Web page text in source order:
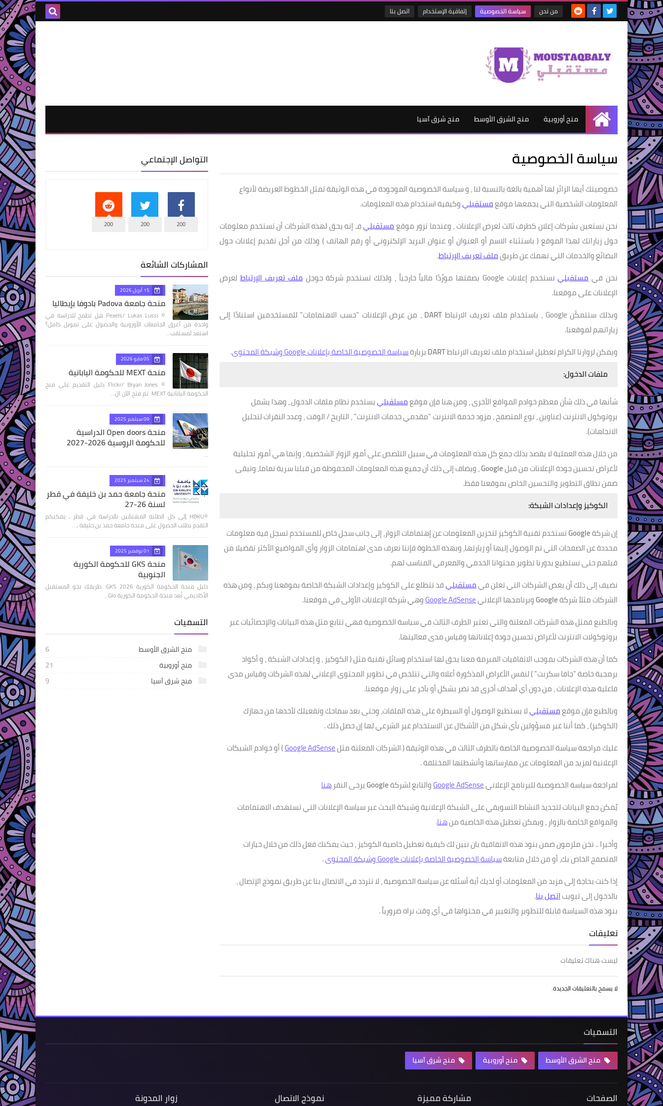
من نحن سياسة الخصوصية إتفاقية الإستخدام اتصل بنا
الرئيسية
منح أوروبية منح الشرق الأوسط منح شرق آسيا
سياسة الخصوصية
خصوصيتك أيها الزائر لها أهمية بالغة بالنسبة لنا ، و سياسة الخصوصية الموجودة في هذه الوثيقة تمثل الخطوط العريضة لأنواع
المعلومات الشخصية التي يجمعها موقعمستقبليوكيفية استخدام هذه المعلومات.
نحن نستعين بشركات إعلان كطرف ثالث لعرض الإعلانات ، وعندما تزور موقعمستقبليفـ إنه يحق لهذه الشركات أن تستخدم معلومات
حول زياراتك لهذا الموقع ( باستثناء الاسم أو العنوان أو عنوان البريد الإلكتروني أو رقم الهاتف ) وذلك من أجل تقديم إعلانات حول
البضائع والخدمات التي تهمك عن طريقملف تعريف الإرتباط.
نحن فيمستقبلينستخدم إعلانات Google بصفتها مورِّدًا مالياً خارجياً ، ولذلك تستخدم شركة جوجل ملف تعريف الإرتباطلعرض
الإعلانات على موقعنا.
وبذلك ستتمكّن Google ، باستخدام ملف تعريف الارتباط
DART ، من عرض الإعلانات "حسب الاهتمامات" للمستخدمين استنادًا إلى
زياراتهم لموقعنا.
ويمكن لزوارنا الكرام تعطيل استخدام ملف تعريف الارتباطDARTبزيارةسياسة الخصوصية الخاصة بإعلانات Google وشبكة المحتوى
.
ملفات الدخول:
شأنها في ذلك شأن معظم خوادم المواقع الأخرى ، ومن هنا فإن موقعمستقبلييستخدم نظام ملفات الدخول ، وهذا يشمل
بروتوكول الانترنت (عناوين ، نوع المتصفح ، مزود خدمة الانترنت "مقدمي خدمات الانترنت" ، التاريخ / الوقت ، وعدد النقرات لتحليل
الاتجاهات).
من خلال هذه العملية لا يقصد بذلك جمع كل هذه المعلومات في سبيل التلصص على أمور الزوار الشخصية ، وإنما هي أمور تحليلية
لأغراض تحسين جودة الإعلانات من قبلGoogle، ويضاف إلى ذلك أن جميع هذه المعلومات المحفوظة من قبلنا سرية تماما، وتبقى
ضمن نطاق التطوير والتحسين الخاص بموقعنا فقط.
الكوكيز وإعدادات الشبكة:
إن شركةGoogleتستخدم تقنية الكوكيز لتخزين المعلومات عن إهتمامات الزوار، إلى جانب سجل خاص للمستخدم تسجل فيه معلومات
محددة عن الصفحات التي تم الوصول إليها أو زيارتها، وبهذه الخطوة فإننا نعرف مدى اهتمامات الزوار وأي المواضيع الأكثر تفضيلا من
قبلهم حتى نستطيع بدورنا تطوير محتوانا الخدمي والمعرفي المناسب لهم.
نضيف إلى ذلك أن بعض الشركات التي تعلن فيمستقبليقد تتطلع على الكوكيز وإعدادات الشبكة الخاصة بموقعنا وبكم ، ومن هذه
الشركات مثلاً شركةGoogleوبرنامجها الإعلانيGoogle AdSenseوهي شركة الإعلانات الأولى في موقعنا.
وبالطبع فمثل هذه الشركات المعلنة والتي تعتبر الطرف الثالث في سياسة الخصوصية فهي تتابع مثل هذه البيانات والإحصائيات عبر
بروتوكولات الانترنت لأغراض تحسين جودة إعلاناتها وقياس مدى فعاليتها.
كما أن هذه الشركات بموجب الاتفاقيات المبرمة معنا يحق لها استخدام وسائل تقنية مثل ( الكوكيز ، و إعدادات الشبكة ، و أكواد
برمجية خاصة "جافا سكربت" ) لنفس الأغراض المذكورة أعلاه والتي تتلخص في تطوير المحتوى الإعلاني لهذه الشركات وقياس مدى
فاعلية هذه الإعلانات ، من دون أي أهداف أخرى قد تضر بشكل أو بآخر على زوار موقعنا.
وبالطبع فإن موقعمستقبليلا يستطيع الوصول أو السيطرة على هذه الملفات، وحتى بعد سماحك وتفعيلك لأخذها من جهازك
(الكوكيز) ، كما أننا غير مسؤولين بأي شكل من الأشكال عن الاستخدام غير الشرعي لها إن حصل ذلك .
عليك مراجعة سياسة الخصوصية الخاصة بالطرف الثالث في هذه الوثيقة ( الشركات المعلنة مثلGoogle AdSense) أو خوادم الشبكات
الإعلانية لمزيد من المعلومات عن ممارساتها وأنشطتها المختلفة .
لمراجعة سياسة الخصوصية للبرنامج الإعلانيGoogle AdSenseوالتابع لشركةGoogleيرجى النقرهنا
يُمكن جمع البيانات لتجديد النشاط التسويقي على الشبكة الإعلانية وشبكة البحث عبر سياسة الإعلانات التي تستهدف الاهتمامات
والمواقع الخاصة بالزوار ، ويمكن تعطيل هذه الخاصية منهنا.
وأخيرا .. نحن ملزمون ضمن بنود هذه الاتفاقية بان نبين لك كيفية تعطيل خاصية الكوكيز ، حيث يمكنك فعل ذلك من خلال خيارات
المتصفح الخاص بك، أو من خلال متابعةسياسة الخصوصية الخاصة بإعلانات Google وشبكة المحتوى
.
إذا كنت بحاجة إلى مزيد من المعلومات أو لديك أية أسئله عن سياسة الخصوصية ، لا تتردد في الاتصال بنا عن طريق نموذج الإتصال ،
بالدخول إلى تبويباتصل بنا.
بنود هذه السياسة قابلة للتطوير والتغيير في محتواها في أي وقت نراه ضرورياً .
تعليقات
ليست هناك تعليقات
لا يسمح بالتعليقات الجديدة.
التواصل الإجتماعي
200
200
200
المشاركات الشائعة
15 أبريل 2026
منحة جامعة Padova بادوفا بإيطاليا
© Pexels/ Lukas Lussi هل تطمح للدراسة في
واحدة من أعرق الجامعات الأوروبية والحصول على تمويل كامل؟
استعد لمستقب…
05 مايو 2026
منحة MEXT للحكومة اليابانية
© Flickr/ Bryan Jones دليل التقديم على منح
الحكومة اليابانية MEXT تم فتح الآن ال…
09 سبتمبر 2025
منحة Open doors الدراسية
للحكومة الروسية 2026-2027
…
24 سبتمبر 2025
منحة جامعة حمد بن خليفة في قطر
لسنة 26-27
©HBKU إلى كل الطلبة المهتمًين بالدراسة في قطر ، يمكنكم
التقدم بطلب الحصول على منحة جامعة حمد بن خليفة ،…
01 نوفمبر 2025
منحة GKS للحكومة الكورية
الجنوبية
دليل منحة الحكومة الكورية GKS 2026: طريقك نحو المستقبل
الأكاديمي تُعد منحة الحكومة الكورية Glo…
التسميات
منح الشرق الأوسط
6
منح أوروبية
21
منح شرق آسيا
9
التسميات
منح الشرق الأوسط منح أوروبية منح شرق آسيا
الصفحات مشاركة مميزة نموذج الاتصال زوار المدونة